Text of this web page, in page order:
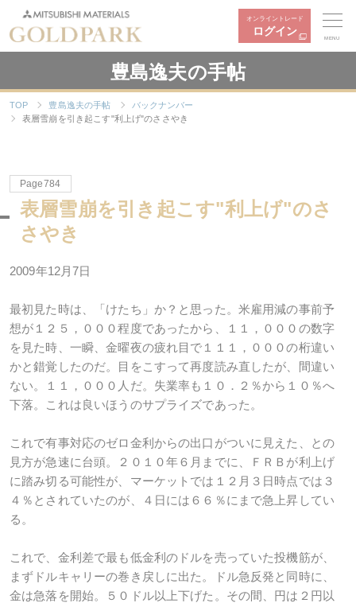
オンライントレード
ログイン
MENU
豊島逸夫の手帖
TOP 豊島逸夫の手帖
バックナンバー
表層雪崩を引き起こす"利上げ"のささやき
Page784
表層雪崩を引き起こす"利上げ"のさ
さやき
2009年12月7日
最初見た時は、「けたち」か？と思った。米雇用減の事前予
想が１２５，０００程度であったから、１１，０００の数字
を見た時、一瞬、金曜夜の疲れ目で１１１，０００の桁違い
かと錯覚したのだ。目をこすって再度読み直したが、間違い
ない。１１，０００人だ。失業率も１０．２％から１０％へ
下落。これは良いほうのサプライズであった。
これで有事対応のゼロ金利からの出口がついに見えた、との
見方が急速に台頭。２０１０年６月までに、ＦＲＢが利上げ
に踏み切る可能性が、マーケットでは１２月３日時点では３
４％とされていたのが、４日には６６％にまで急上昇してい
る。
これで、金利差で最も低金利のドルを売っていた投機筋が、
まずドルキャリーの巻き戻しに出た。ドル急反発と同時に、
金は急落を開始。５０ドル以上下げた。その間、円は２円以